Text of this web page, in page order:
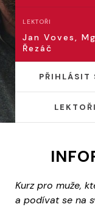
LEKTOŘI
Jan Voves,
Řezáč
PŘIHLÁSIT
LEKTOŘI
Kurz pro muže,
a podívat se na